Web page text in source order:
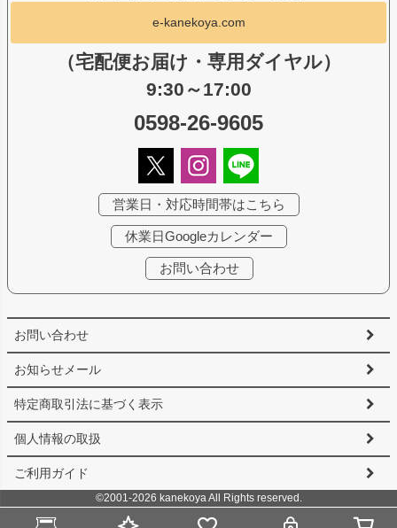
お問い合わせ
お知らせメール
特定商取引法に基づく表示
個人情報の取扱
ご利用ガイド
e-kanekoya.com
（宅配便お届け・専用ダイヤル）
9:30～17:00
0598-26-9605
営業日・対応時間帯はこちら
休業日Googleカレンダー
お問い合わせ
©2001-2026 kanekoya All Rights reserved.